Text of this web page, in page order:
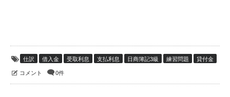
仕訳 借入金 受取利息 支払利息 日商簿記3級 練習問題 貸付金
コメント 0件